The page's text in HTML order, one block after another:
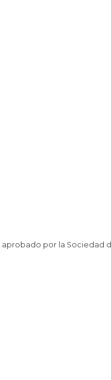
por la Sociedad